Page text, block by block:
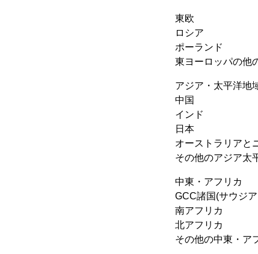
東欧
ロシア
ポーランド
東ヨーロッパの他
アジア・太平洋地
中国
インド
日本
オーストラリアと
その他のアジア太
中東・アフリカ
GCC諸国(サウジ
南アフリカ
北アフリカ
その他の中東・ア